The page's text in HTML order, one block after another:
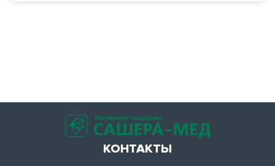
КОНТАКТЫ